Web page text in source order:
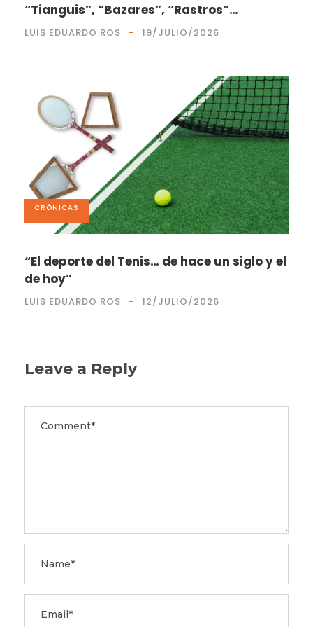
“Tianguis”, “Bazares”, “Rastros”…
LUIS EDUARDO ROS 19/JULIO/2026
CRÓNICAS
“El deporte del Tenis… de hace un siglo y el
de hoy”
LUIS EDUARDO ROS 12/JULIO/2026
Leave a Reply